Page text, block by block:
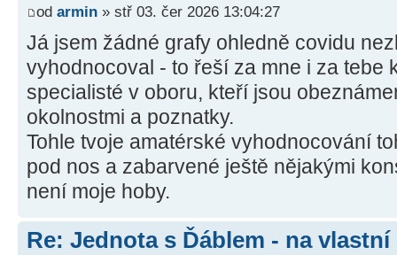
od armin » stř 03. čer 2026 13:04:27
Já jsem žádné grafy ohledně covidu
vyhodnocoval - to řeší za mne i za tebe
specialisté v oboru, kteří jsou
okolnostmi a poznatky.
Tohle tvoje amatérské vyhodnocování
pod nos a zabarvené ještě nějakými
není moje hoby.
Re: Jednota s Ďáblem - na